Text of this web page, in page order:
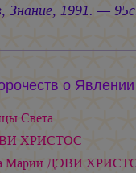
Знание, 1991. —
о
Света
ХРИСТОС
Марии ДЭВИ